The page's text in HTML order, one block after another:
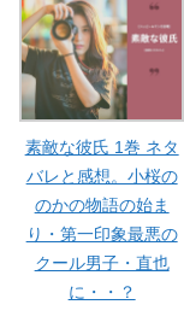
素敵な彼氏 1巻 ネタ
バレと感想。小桜の
のかの物語の始ま
り・第一印象最悪の
クール男子・直也
に・・？